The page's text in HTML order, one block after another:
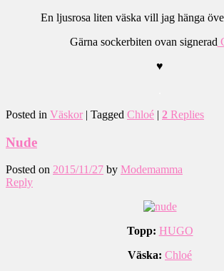
En ljusrosa liten väska vill jag hänga
Gärna sockerbiten ovan signerad
♥
Posted in Väskor | Tagged Chloé | 2 Replies
Nude
Posted on 2015/11/27 by Modemamma
Reply
Topp: HUGO
Väska: Chloé